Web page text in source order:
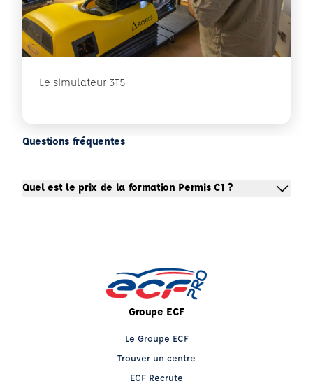
Le simulateur 3T5
Questions fréquentes
Quel est le prix de la formation Permis C1 ?
Groupe ECF
Le Groupe ECF
Trouver un centre
ECF Recrute